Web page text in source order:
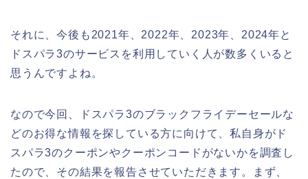
それに、今後も2021年、2022年、2023年、2024年と
ドスパラ3のサービスを利用していく人が数多くいると
思うんですよね。
なので今回、ドスパラ3のブラックフライデーセールな
どのお得な情報を探している方に向けて、私自身がド
スパラ3のクーポンやクーポンコードがないかを調査し
たので、その結果を報告させていただきます。まず、